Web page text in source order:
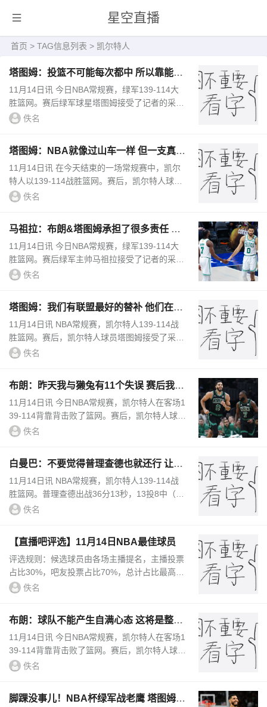
星空直播
首页 > TAG信息列表 > 凯尔特人
塔图姆：投篮不可能每次都中 所以靠能量
设定基调是很重要的
11月14日讯 今日NBA常规赛，绿军139-114大
胜篮网。赛后绿军球星塔图姆接受了记者的采
访。谈到球队的心态，塔图姆说道：“通过能量
佚名
塔图姆：NBA就像过山车一样 但一支真正
优秀球队的标志是如何应对
11月14日讯 在今天结束的一场常规赛中，凯尔
特人以139-114战胜篮网。赛后，凯尔特人球星
杰森-塔图姆接受了媒体的采访。在谈到最近的
佚名
马祖拉：布朗&塔图姆承担了很多责任 他
俩的全面表现对球队很重要
11月14日讯 今日NBA常规赛，绿军139-114大
胜篮网。赛后绿军主帅马祖拉接受了记者的采
访。谈到本场比赛布朗&塔图姆的表现，马祖拉
佚名
塔图姆：我们有联盟最好的替补 他们在别
队都能首发
11月14日讯 NBA常规赛，凯尔特人139-114战
胜篮网。赛后，凯尔特人球员塔图姆接受了采
访。他说：“普理查德非常重要，他正打出职业
佚名
布朗：昨天我与獭兔有11个失误 赛后我说
要打得更好&而今天就一次
11月14日讯 今日NBA常规赛，凯尔特人在客场1
39-114背靠背击败了篮网。赛后，凯尔特人球星
杰伦-布朗接受了记者采访。谈到球队反弹，布
佚名
白曼巴：不要觉得普理查德也就还行 让他
首发他能场均27+8
11月14日讯 NBA常规赛，凯尔特人139-114战
胜篮网。普理查德出战36分13秒，13投8中（三
分9中5）、罚球4中2，拿到23分6篮板8助攻2抢
佚名
【直播吧评选】11月14日NBA最佳球员
评选规则：候选球员由各场主播提名，主播投票
占比30%，吧友投票占比70%，总计占比最高者
当选最佳。今日提名：小瓦格纳/步行者90-94魔
佚名
布朗：球队不能产生自满心态 这将是整个
赛季的最大挑战
11月14日讯 今日NBA常规赛，凯尔特人在客场1
39-114背靠背击败了篮网。赛后，凯尔特人球星
杰伦-布朗接受了记者采访。谈到球队最大的挑
佚名
脚踝没事儿！NBA杯绿军战老鹰 塔图姆状